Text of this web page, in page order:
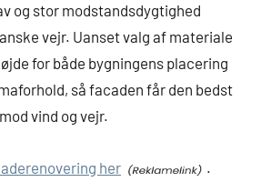
og stor modstandsdygtighed
vejr. Uanset valg af materiale
for både bygningens placering
så facaden får den bedst
vind og vejr.
her .